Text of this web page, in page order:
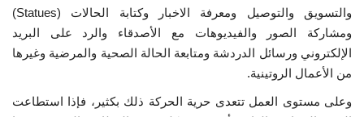
والتسويق والتوصيل ومعرفة الاخبار وكتابة الحالات (Statues)
ومشاركة الصور والفيديوهات مع الأصدقاء والرد على البريد
الإلكتروني ورسائل الدردشة ومتابعة الحالة الصحية والمرضية وغيرها
من الأعمال الروتينية.
وعلى مستوى العمل تتعدى حرية الحركة ذلك بكثير، فإذا استطاعت